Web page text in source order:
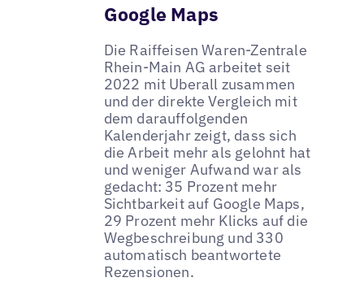
Google Maps
Die Raiffeisen Waren-Zentrale
Rhein-Main AG arbeitet seit
2022 mit Uberall zusammen
und der direkte Vergleich mit
dem darauffolgenden
Kalenderjahr zeigt, dass sich
die Arbeit mehr als gelohnt hat
und weniger Aufwand war als
gedacht: 35 Prozent mehr
Sichtbarkeit auf Google Maps,
29 Prozent mehr Klicks auf die
Wegbeschreibung und 330
automatisch beantwortete
Rezensionen.